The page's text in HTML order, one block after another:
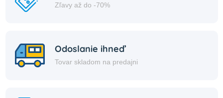
Zľavy až do -70%
Odoslanie ihneď
Tovar skladom na predajni